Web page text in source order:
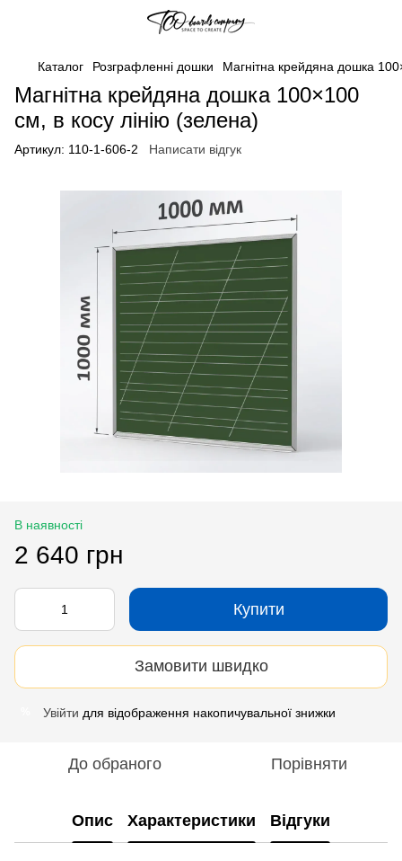
Каталог Розграфленні дошки Магнітна крейдяна дошка
Магнітна крейдяна дошка 100×100
см, в косу лінію (зелена)
Артикул: 110-1-606-2 Написати відгук
В наявності
2 640 грн
Купити
Замовити швидко
Увійти для відображення накопичувальної знижки
До обраного Порівняти
Опис Характеристики Відгуки